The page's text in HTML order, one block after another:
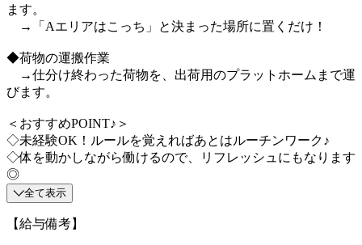
ます。
→「Aエリアはこっち」と決まった場所に置くだけ！
◆荷物の運搬作業
→仕分け終わった荷物を、出荷用のプラットホームまで運
びます。
＜おすすめPOINT♪＞
◇未経験OK！ルールを覚えればあとはルーチンワーク♪
◇体を動かしながら働けるので、リフレッシュにもなります
◎
全て表示
【給与備考】